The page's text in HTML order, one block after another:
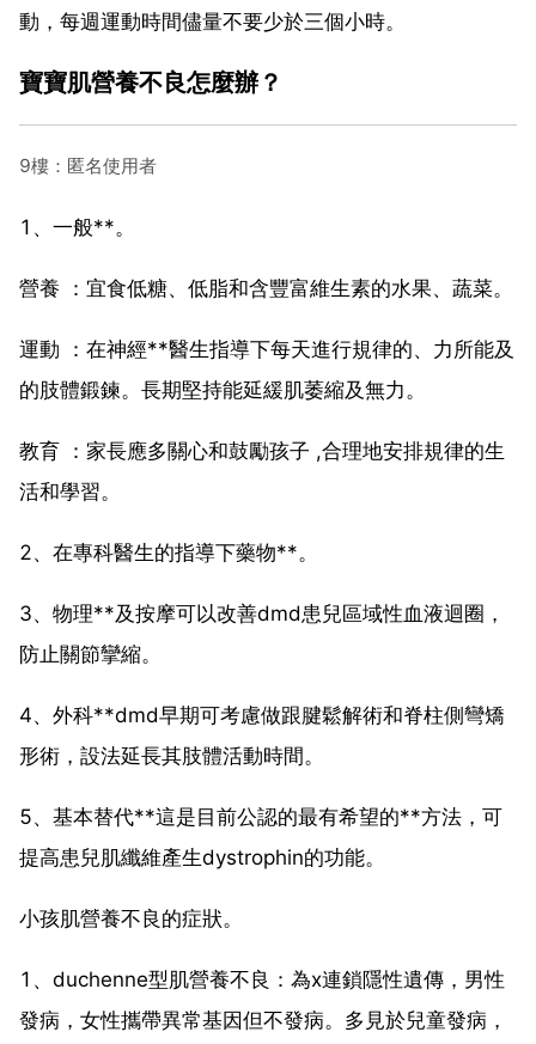
動，每週運動時間儘量不要少於三個小時。
寶寶肌營養不良怎麼辦？
9樓：匿名使用者
1、一般**。
營養 ：宜食低糖、低脂和含豐富維生素的水果、蔬菜。
運動 ：在神經**醫生指導下每天進行規律的、力所能及
的肢體鍛鍊。長期堅持能延緩肌萎縮及無力。
教育 ：家長應多關心和鼓勵孩子 ,合理地安排規律的生
活和學習。
2、在專科醫生的指導下藥物**。
3、物理**及按摩可以改善dmd患兒區域性血液迴圈，
防止關節攣縮。
4、外科**dmd早期可考慮做跟腱鬆解術和脊柱側彎矯
形術，設法延長其肢體活動時間。
5、基本替代**這是目前公認的最有希望的**方法，可
提高患兒肌纖維產生dystrophin的功能。
小孩肌營養不良的症狀。
1、duchenne型肌營養不良：為x連鎖隱性遺傳，男性
發病，女性攜帶異常基因但不發病。多見於兒童發病，